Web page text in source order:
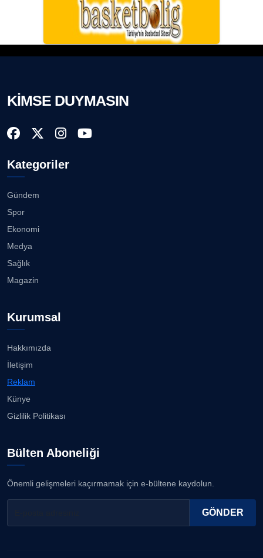
KİMSE DUYMASIN
Kategoriler
Gündem
Spor
Ekonomi
Medya
Sağlık
Magazin
Kurumsal
Hakkımızda
İletişim
Reklam
Künye
Gizlilik Politikası
Bülten Aboneliği
Önemli gelişmeleri kaçırmamak için e-bültene kaydolun.
GÖNDER